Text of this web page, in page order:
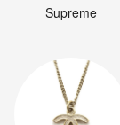
Supreme